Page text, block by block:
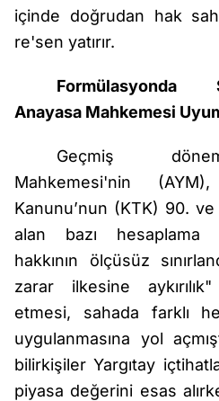
içinde doğrudan hak
re'sen yatırır.
Formülasyonda
Anayasa Mahkemesi
Geçmiş
Mahkemesi'nin
Kanunu’nun (KTK) 90.
alan bazı hesaplama
hakkının ölçüsüz
zarar ilkesine
etmesi, sahada farklı
uygulanmasına yol
bilirkişiler Yargıtay
piyasa değerini esas